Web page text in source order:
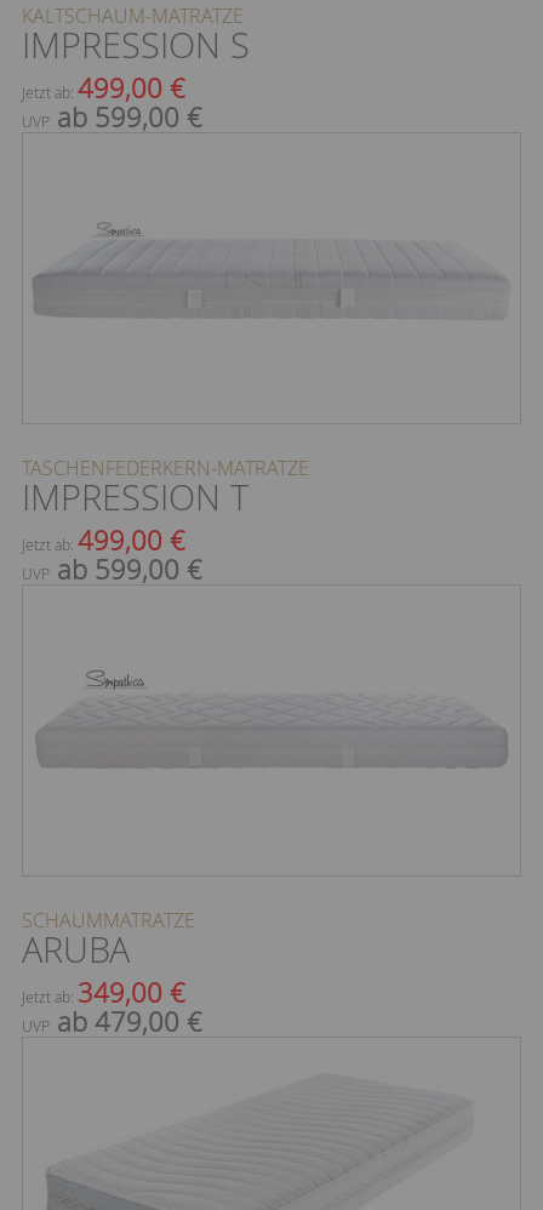
KALTSCHAUM-MATRATZE
IMPRESSION S
Jetzt ab: 499,00 €
UVP ab 599,00 €
TASCHENFEDERKERN-MATRATZE
IMPRESSION T
Jetzt ab: 499,00 €
UVP ab 599,00 €
SCHAUMMATRATZE
ARUBA
Jetzt ab: 349,00 €
UVP ab 479,00 €